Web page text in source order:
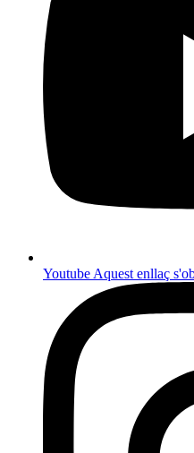
Youtube Aquest enllaç